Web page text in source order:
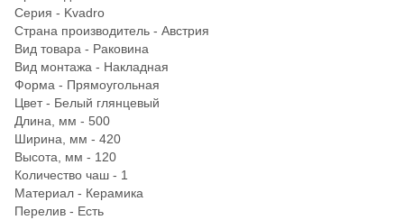
Серия - Kvadro
Страна производитель - Австрия
Вид товара - Раковина
Вид монтажа - Накладная
Форма - Прямоугольная
Цвет - Белый глянцевый
Длина, мм - 500
Ширина, мм - 420
Высота, мм - 120
Количество чаш - 1
Материал - Керамика
Перелив - Есть